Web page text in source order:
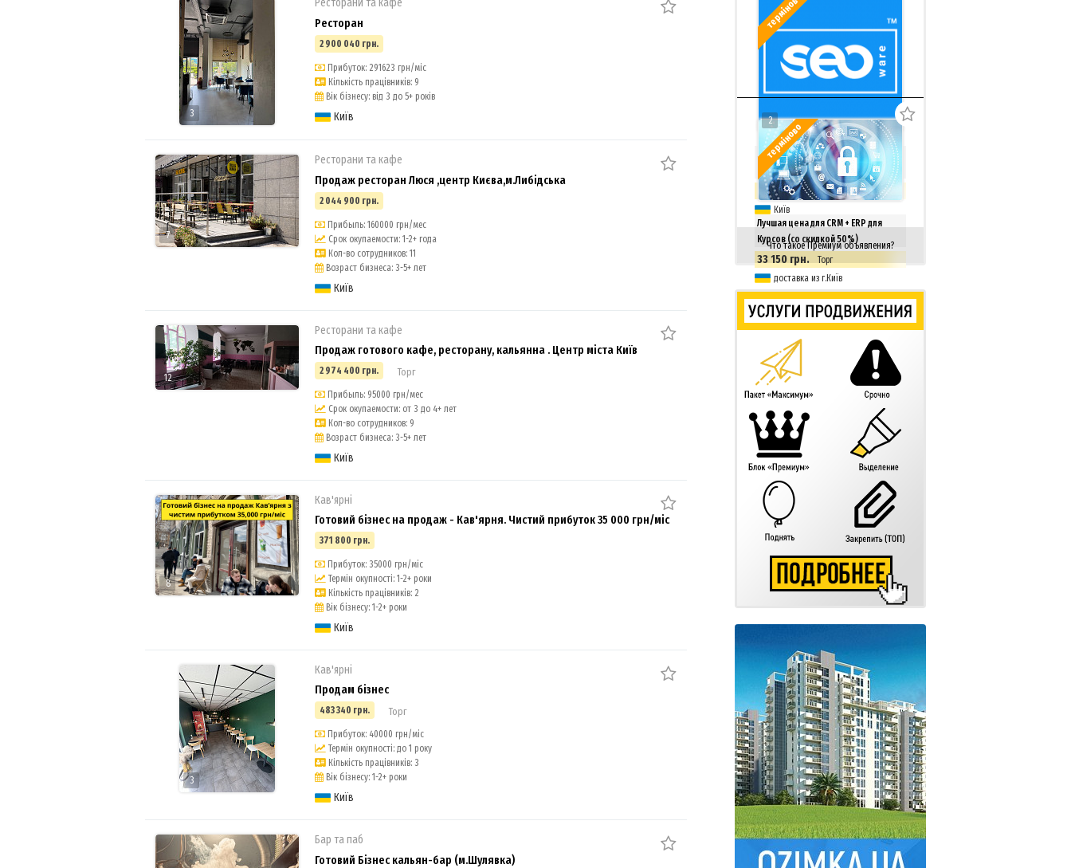
3
Ресторани та кафе
Ресторан
2 900 040 грн.
Прибуток: 291623 грн/міс
Кількість працівників: 9
Вік бізнесу: від 3 до 5+ років
Київ
7
Ресторани та кафе
Продаж ресторан Люся ,центр Києва,м.Либідська
2 044 900 грн.
Прибыль: 160000 грн/мес
Срок окупаемости: 1-2+ года
Кол-во сотрудников: 11
Возраст бизнеса: 3-5+ лет
Київ
12
Ресторани та кафе
Продаж готового кафе, ресторану, кальянна . Центр міста Київ
2 974 400 грн. Торг
Прибыль: 95000 грн/мес
Срок окупаемости: от 3 до 4+ лет
Кол-во сотрудников: 9
Возраст бизнеса: 3-5+ лет
Київ
8
Кав'ярні
Готовий бізнес на продаж - Кав'ярня. Чистий прибуток 35 000 грн/міс
371 800 грн.
Прибуток: 35000 грн/міс
Термін окупності: 1-2+ роки
Кількість працівників: 2
Вік бізнесу: 1-2+ роки
Київ
3
Кав'ярні
Продам бізнес
483 340 грн. Торг
Прибуток: 40000 грн/міс
Термін окупності: до 1 року
Кількість працівників: 3
Вік бізнесу: 1-2+ роки
Київ
Бар та паб
Готовий Бізнес кальян-бар (м.Шулявка)
терміново
2
SEO-биржа, магазин фриланс услуг
+ ТМ Seoware
999 000 грн.
Київ
терміново
Лучшая цена для CRM + ERP для
Курсов (со скидкой 50%)
33 150 грн.
Торг
доставка из г.Київ
Что такое Премиум объявления?